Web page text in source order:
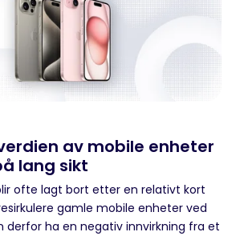
av mobile enheter
lang sikt
ofte lagt bort etter en relativt kort
gamle mobile enheter ved
derfor ha en negativ innvirkning fra et